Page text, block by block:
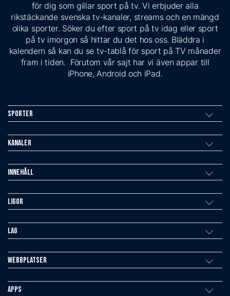
för dig som gillar sport på tv. Vi erbjuder alla
rikstäckande svenska tv-kanaler, streams och en mängd
olika sporter. Söker du efter sport på tv idag eller sport
på tv imorgon så hittar du det hos oss. Bläddra i
kalendern så kan du se tv-tablå för sport på TV månader
fram i tiden. Förutom vår sajt har vi även appar till
iPhone, Android och iPad.
Sporter
Kanaler
Innehåll
Ligor
Lag
Webbplatser
Apps